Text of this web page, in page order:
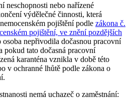
neschopnosti nebo nařízené
výdělečné činnosti, která
pojištění podle zákona č.
pojištění, ve znění pozdějších
osoba nepřivodila dočasnou pracovní
pokud tato dočasná pracovní
karanténa vznikla v době této
v ochranné lhůtě podle zákona o
nemá uchazeč o zaměstnání: